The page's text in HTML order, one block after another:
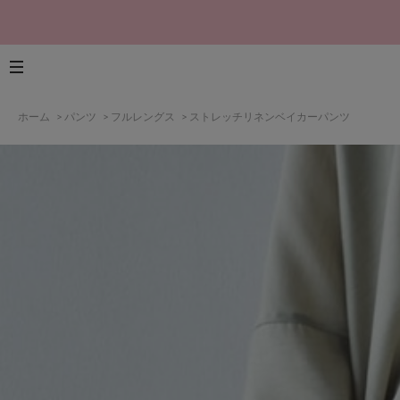
ホーム > パンツ > フルレングス > ストレッチリネンベイカーパンツ